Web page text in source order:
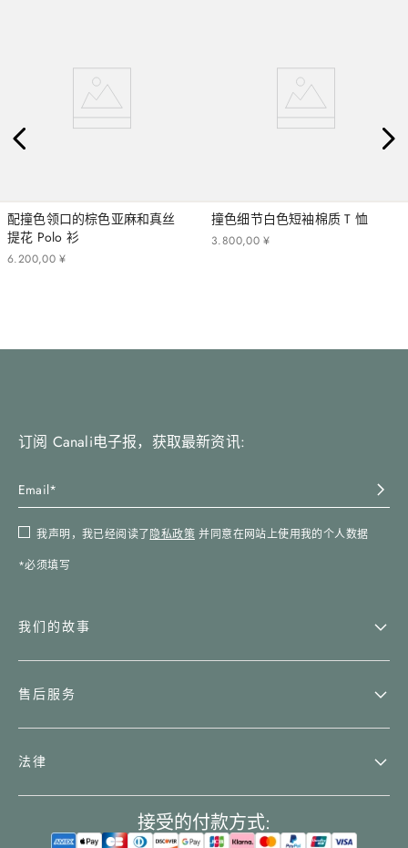
配撞色领口的棕色亚麻和真丝
提花 Polo 衫
¥
6 ,
200
. 00
撞色细节白色短袖棉质 T 恤
¥
3 ,
800
. 00
订阅 Canali电子报，获取最新资讯:
我声明，我已经阅读了隐私政策并同意在网站上使用我的个人数据
*必须填写
我们的故事
售后服务
法律
接受的付款方式: